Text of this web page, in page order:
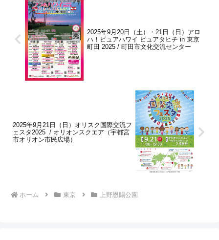
2025年9月20日（土）・21日（日）アロ
ハ！ピュアハワイ ピュアタヒチ in 東京
町田 2025 / 町田市文化交流センター
2025年9月21日（日）オリスク国際交流フ
ェスタ2025 / オリオンスクエア（宇都宮
市オリオン市民広場）
ホーム 東京 上野恩賜公園